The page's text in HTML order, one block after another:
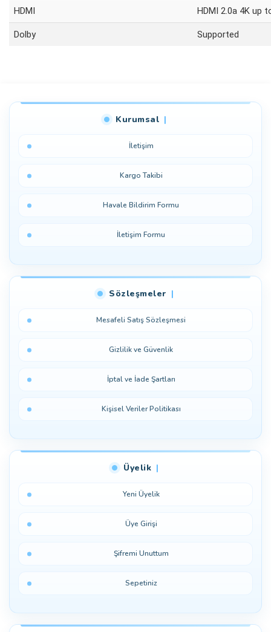
HDMI HDMI 2.0a 4K up
Dolby Supported
Kurumsal
İletişim
Kargo Takibi
Havale Bildirim Formu
İletişim Formu
Sözleşmeler
Mesafeli Satış Sözleşmesi
Gizlilik ve Güvenlik
İptal ve İade Şartları
Kişisel Veriler Politikası
Üyelik
Yeni Üyelik
Üye Girişi
Şifremi Unuttum
Sepetiniz